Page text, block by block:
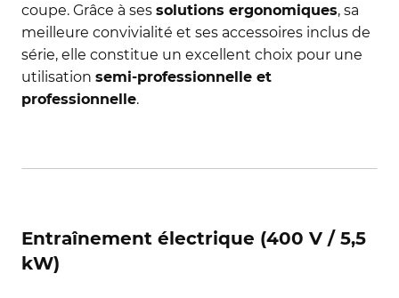
coupe. Grâce à ses solutions ergonomiques, sa
meilleure convivialité et ses accessoires inclus de
série, elle constitue un excellent choix pour une
utilisation semi-professionnelle et
professionnelle.
Entraînement électrique (400 V / 5,5
kW)